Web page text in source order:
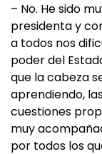
– No. He sido
presidenta y
a todos nos
poder del
que la cabeza
aprendiendo,
cuestiones
muy
por todos los